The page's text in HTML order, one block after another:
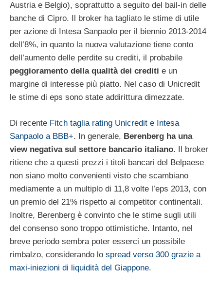
Austria e Belgio), soprattutto a seguito del bail-in delle
banche di Cipro. Il broker ha tagliato le stime di utile
per azione di Intesa Sanpaolo per il biennio 2013-2014
dell’8%, in quanto la nuova valutazione tiene conto
dell’aumento delle perdite su crediti, il probabile
peggioramento della qualità dei crediti e un
margine di interesse più piatto. Nel caso di Unicredit
le stime di eps sono state addirittura dimezzate.
Di recente Fitch taglia rating Unicredit e Intesa
Sanpaolo a BBB+. In generale, Berenberg ha una
view negativa sul settore bancario italiano. Il broker
ritiene che a questi prezzi i titoli bancari del Belpaese
non siano molto convenienti visto che scambiano
mediamente a un multiplo di 11,8 volte l’eps 2013, con
un premio del 21% rispetto ai competitor continentali.
Inoltre, Berenberg è convinto che le stime sugli utili
del consenso sono troppo ottimistiche. Intanto, nel
breve periodo sembra poter esserci un possibile
rimbalzo, considerando lo spread verso 300 grazie a
maxi-iniezioni di liquidità del Giappone.